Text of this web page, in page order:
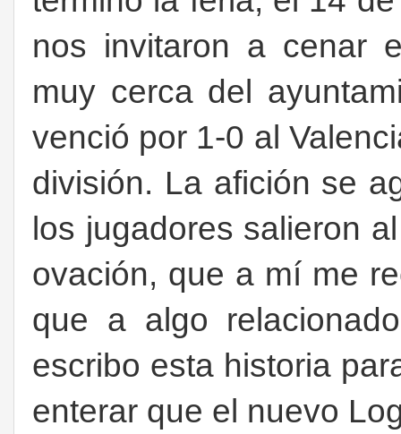
nos invitaron a cenar
muy cerca del
venció por 1-0 al
división. La afición se
los jugadores salieron
ovación, que a mí me
que a algo
escribo esta historia
enterar que el nuevo